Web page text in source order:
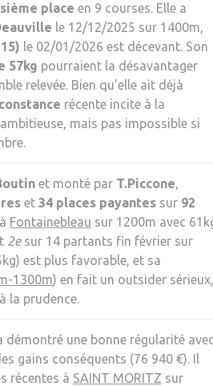
place en 9 courses. Elle a
le 12/12/2025 sur 1400m,
le 02/01/2026 est décevant. Son
57kg pourraient la désavantager
relevée. Bien qu’elle ait déjà
récente incite à la
mais pas impossible si
et monté par T.Piccone,
et 34 places payantessur 92
Fontainebleau sur 1200m avec
2esur 14 partants fin février sur
est plus favorable, et sa
1300m) en fait un outsider sérieux,
la prudence.
démontré une bonne régularité
gains conséquents (76 940 €). Il
récentes à SAINT MORITZ sur